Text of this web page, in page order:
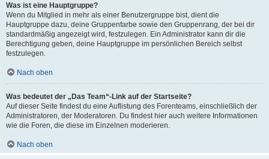
Was ist eine Hauptgruppe?
Wenn du Mitglied in mehr als einer Benutzergruppe bist, dient die
Hauptgruppe dazu, deine Gruppenfarbe sowie den Gruppenrang, der bei dir
standardmäßig angezeigt wird, festzulegen. Ein Administrator kann dir die
Berechtigung geben, deine Hauptgruppe im persönlichen Bereich selbst
festzulegen.
Nach oben
Was bedeutet der „Das Team“-Link auf der Startseite?
Auf dieser Seite findest du eine Auflistung des Forenteams, einschließlich der
Administratoren, der Moderatoren. Du findest hier auch weitere Informationen
wie die Foren, die diese im Einzelnen moderieren.
Nach oben